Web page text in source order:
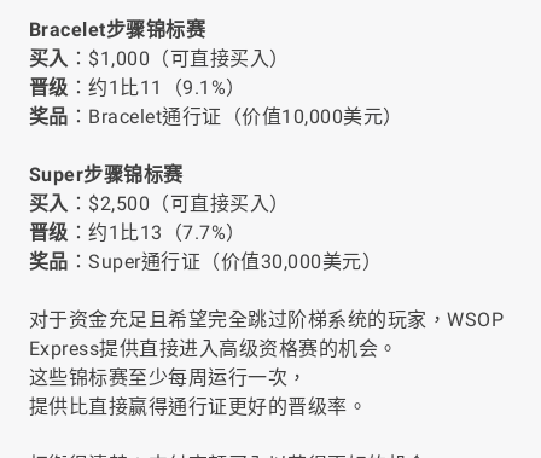
Bracelet步骤锦标赛
买入 ：$1,000（可直接买入）
晋级 ：约1比11（9.1%）
奖品 ：Bracelet通行证（价值10,000美元）
Super步骤锦标赛
买入 ：$2,500（可直接买入）
晋级 ：约1比13（7.7%）
奖品 ：Super通行证（价值30,000美元）
对于资金充足且希望完全跳过阶梯系统的玩家，WSOP
Express提供直接进入高级资格赛的机会。
这些锦标赛至少每周运行一次，
提供比直接赢得通行证更好的晋级率。